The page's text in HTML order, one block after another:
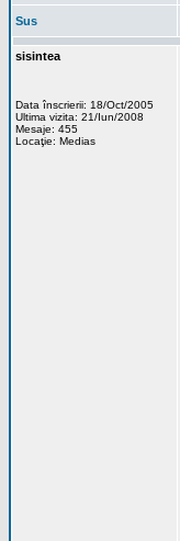
Sus
sisintea
Data înscrierii: 18/Oct/2005
Ultima vizita: 21/Iun/2008
Mesaje: 455
Locaţie: Medias